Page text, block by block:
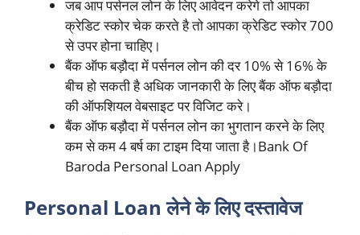
जब आप पर्सनल लोन के लिए आवेदन करेगे तो आपका
क्रेडिट स्कोर चेक करते है तो आपका क्रेडिट स्कोर 700
से उपर होना चाहिए।
बैंक ऑफ बड़ौदा में पर्सनल लोन की दर 10% से 16% के
बीच हो सकती है अधिक जानकारी के लिए बैंक ऑफ बड़ौदा
की ऑफशियल वेबसाइट पर विजिट करे।
बैंक ऑफ बड़ौदा में पर्सनल लोन का भुगतान करने के लिए
कम से कम 4 बर्ष का टाइम दिया जाता है।Bank Of
Baroda Personal Loan Apply
Personal Loan लेने के लिए दस्तावेज